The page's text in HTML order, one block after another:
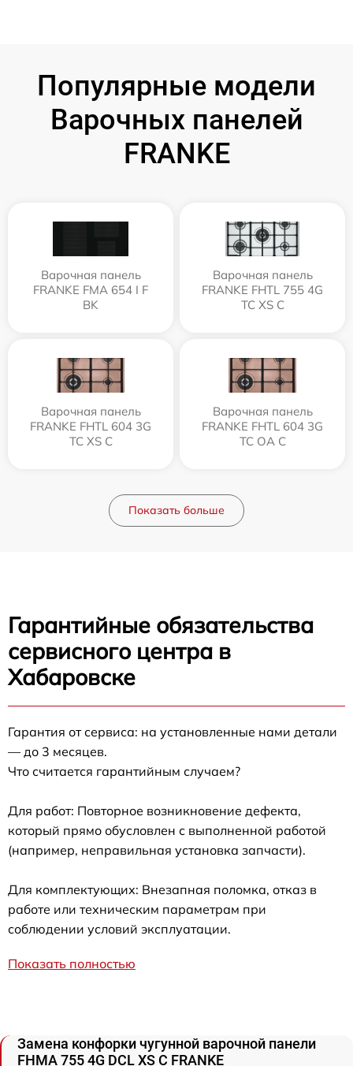
Популярные модели
Варочных панелей
FRANKE
Варочная панель
FRANKE FMA 654 I F
BK
Варочная панель
FRANKE FHTL 755 4G
TC XS C
Варочная панель
FRANKE FHTL 604 3G
TC XS C
Варочная панель
FRANKE FHTL 604 3G
TC OA C
Показать больше
Гарантийные обязательства
сервисного центра в
Хабаровске
Гарантия от сервиса: на установленные нами детали
— до 3 месяцев.
Что считается гарантийным случаем?
Для работ: Повторное возникновение дефекта,
который прямо обусловлен с выполненной работой
(например, неправильная установка запчасти).
Для комплектующих: Внезапная поломка, отказ в
работе или техническим параметрам при
соблюдении условий эксплуатации.
Показать полностью
Замена конфорки чугунной варочной панели
FHMA 755 4G DCL XS C FRANKE